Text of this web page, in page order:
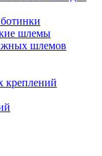
шлемы
шлемов
креплений